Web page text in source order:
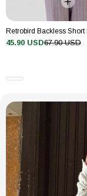
Kol Boyu
Kol Tipi
Koleksiyon
Paket İçeriği
Persona
Sezon
Siluet
67.90 USD
45.90 USD